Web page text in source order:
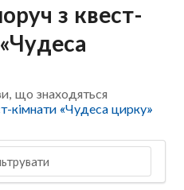
з квест-
що знаходяться
кімнати «Чудеса цирку»